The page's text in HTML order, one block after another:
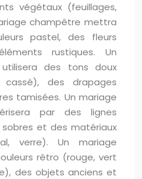
végétaux (feuillages,
champêtre mettra
pastel, des fleurs
rustiques. Un
des tons doux
des drapages
tamisées. Un mariage
par des lignes
et des matériaux
verre). Un mariage
rétro (rouge, vert
des objets anciens et